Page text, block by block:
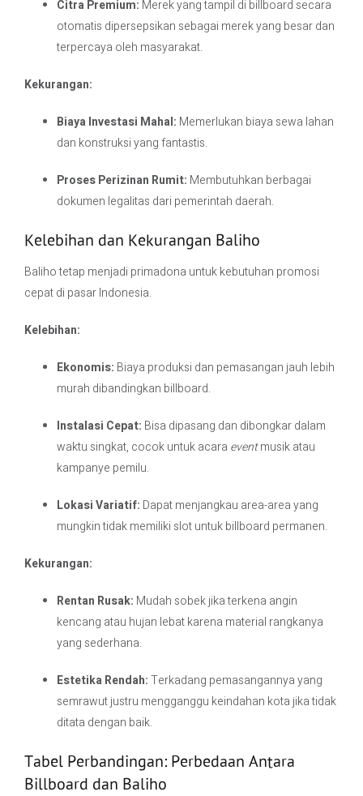
Citra Premium: Merek yang tampil di billboard secara
otomatis dipersepsikan sebagai merek yang besar dan
terpercaya oleh masyarakat.
Kekurangan:
Biaya Investasi Mahal: Memerlukan biaya sewa lahan
dan konstruksi yang fantastis.
Proses Perizinan Rumit: Membutuhkan berbagai
dokumen legalitas dari pemerintah daerah.
Kelebihan dan Kekurangan Baliho
Baliho tetap menjadi primadona untuk kebutuhan promosi
cepat di pasar Indonesia.
Kelebihan:
Ekonomis: Biaya produksi dan pemasangan jauh lebih
murah dibandingkan billboard.
Instalasi Cepat: Bisa dipasang dan dibongkar dalam
waktu singkat, cocok untuk acara eventmusik atau
kampanye pemilu.
Lokasi Variatif: Dapat menjangkau area-area yang
mungkin tidak memiliki slot untuk billboard permanen.
Kekurangan:
Rentan Rusak: Mudah sobek jika terkena angin
kencang atau hujan lebat karena material rangkanya
yang sederhana.
Estetika Rendah:Terkadang pemasangannya yang
semrawut justru mengganggu keindahan kota jika tidak
ditata dengan baik.
Tabel Perbandingan: Perbedaan Antara
Billboard dan Baliho